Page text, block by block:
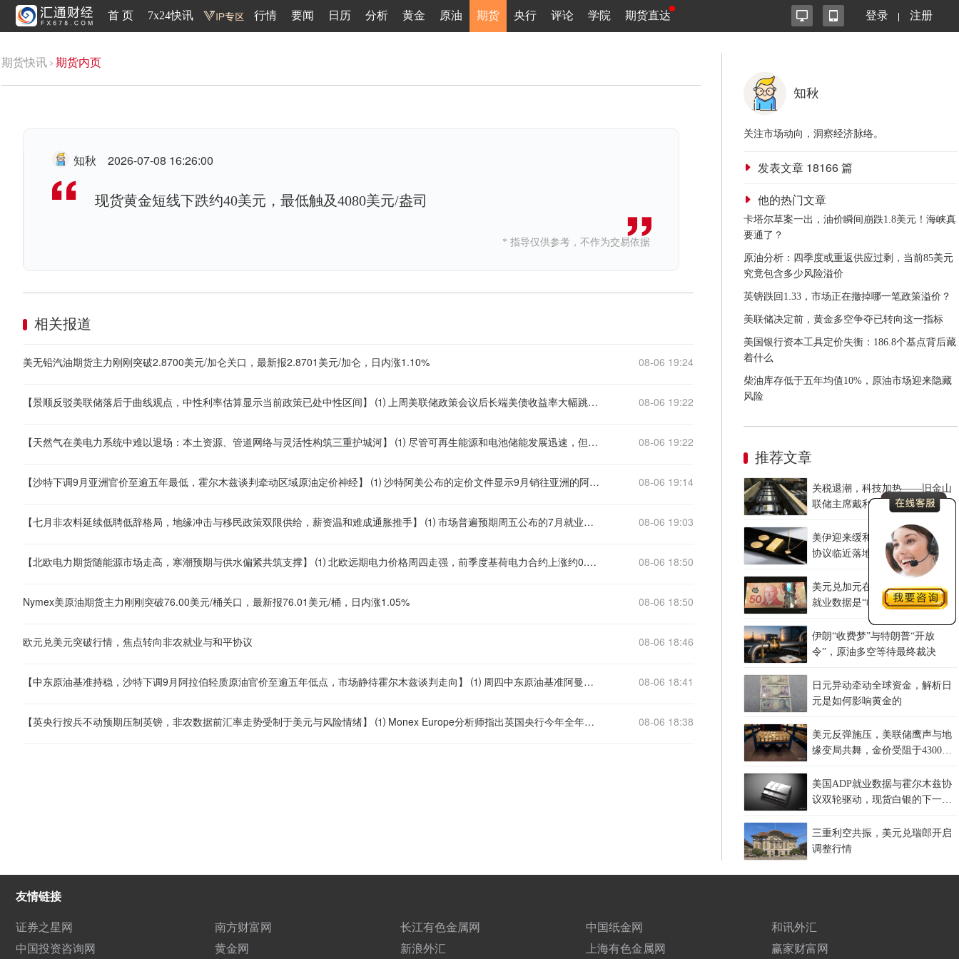
首 页 7x24快讯 行情 要闻 日历 分析 黄金 原油 期货 央行 评论 学院 期货直达 登录 注册
期货快讯 期货内页
知秋 2026-07-08 16:26:00
现货黄金短线下跌约40美元，最低触及4080美元/盎司
* 指导仅供参考，不作为交易依据
相关报道
美无铅汽油期货主力刚刚突破2.8700美元/加仑关口，最新报2.8701美元/加仑，日内涨1.10% 08-06 19:24
【景顺反驳美联储落后于曲线观点，中性利率估算显示当前政策已处中性区间】 ⑴ 上周美联储政策会议后长端美债收益率大幅跳升，市场担忧央行落后于曲线、难以遏制通胀，但景顺全球市场策略师保罗·杰克逊指出，要得出美联储落后于曲线的结论，需认为美国中性利率高于联邦公开市场委员会所暗示的水平。 ⑵ 美联储自身对中性利率的估算约为3.1%，意味着当前3.5%至3.75%的政策利率区间已处于限制性水平，杰克逊认为中性利率实际落在3.5%至4%的范围内，据此判断当前政策已接近中性。 ⑶ 另一种落后于曲线的可能性在于通胀持续高于目标且呈上行趋势，但杰克逊指出美联储主席沃什偏好的截尾均值PCE指标已接近约2.2%，更靠近目标水平。 ⑷ 总体而言多数国家通胀仍高于目标但未呈现趋势性方向，后续关注通胀数据的持续性演变以及美联储对中性利率评估的进一步校准。 08-06 19:22
【天然气在美电力系统中难以退场：本土资源、管道网络与灵活性构筑三重护城河】 ⑴ 尽管可再生能源和电池储能发展迅速，但美国电力需求的加速增长——由数据中心、电气化和制造业回流驱动——使天然气凭借丰富的本土资源、庞大的存量基础设施和无可匹敌的运行灵活性，在电网架构中仍占据不可替代的核心地位。 ⑵ 页岩革命使美国从预期的天然气进口国转变为全球最大生产国，二叠纪、阿巴拉契亚等产区拥有数百兆立方英尺的可采资源基础，产量持续处于创纪录水平，这一资源禀赋为发电提供了成本相对低廉且供应稳定的本土燃料保障。 ⑶ 数十年建成的管道网络、储存设施和燃气电厂代表着数万亿美元的累计投资，替代这套系统所需的输电线路和调峰电源建设将耗费巨大且耗时漫长，存量资产的规模效应对天然气的持续使用构成强大的经济惯性支撑。 ⑷ 燃气电厂能够在光伏出力下降的傍晚快速爬坡，在极端天气和意外供应中断时充当电网缓冲器，电池储能虽快速扩张但多日备用仍成本高昂，间歇性可再生能源占比越高，对灵活调峰资源的需求就越强烈，两者实为互补关系而非直接竞争。 ⑸ 核电建设周期长、输电项目审批耗时、煤电机组老化且供应链受限，而燃气电厂技术成熟、供应链完善且建设成本相对较低，在面临即时可靠性压力的背景下，天然气发电的经济性和可部署性优势仍然突出。 ⑹ 天然气在发电结构中的份额可能下降，但凭借本土供应、基础设施、经济性和灵活性的组合，仍将在美国未来电网中扮演基础性角色，可靠性要求的不可妥协性是其长期地位的最坚实保障。 08-06 19:22
【沙特下调9月亚洲官价至逾五年最低，霍尔木兹谈判牵动区域原油定价神经】 ⑴ 沙特阿美公布的定价文件显示9月销往亚洲的阿拉伯轻质原油官方售价较阿曼/迪拜均价贴水约每桶2美元，为2020年6月以来最低水平，上月为贴水约1.5美元且当时降幅为二十余年来最大。 ⑵ 市场参与者同步密切关注伊朗与阿曼本周的谈判进展以寻找霍尔木兹海峡可能重新开放的迹象，布伦特原油期货已回落至6月中旬美伊达成临时协议时的水平附近。 ⑶ 9月阿拉伯中质和重质原油官方售价均上调约每桶1.25美元，沙特阿美同时下调面向欧洲、美国和地中海地区的官方售价，不同品质和区域间的价差调整反映出需求分化和竞争格局的差异。 ⑷ 在发布官方售价的同时，沙特阿美要求亚洲客户于8月7日前提交在Ras Tanura装船的提货计划，以及在海峡关闭情况下在延布或西迪凯里尔港装船的替代方案，两个备选港口可供数量有限且仅提供阿拉伯轻质原油。后续关注霍尔木兹协议走向对中东现货溢价的实际冲击及亚洲买家采购节奏的相应调整。 08-06 19:14
【七月非农料延续低聘低辞格局，地缘冲击与移民政策双限供给，薪资温和难成通胀推手】 ⑴ 市场普遍预期周五公布的7月就业报告将强化美国劳动力市场“低聘用、低裁员”的结构特征，多数企业仅填补关键岗位空缺并控制人力成本，招聘步伐自春季加速后明显放缓。 ⑵ 《华尔街日报》调查经济学家预计7月新增非农就业约8.3万人，高于6月的5.7万人但仍不足疫情前十年或2022至2024年间月均约20万人增幅的一半，地缘冲突推升能源价格与通胀、叠加移民限制收紧劳动力供给，成为制约就业扩张的主要因素。 ⑶ 失业率预计维持在约4.2%的偏低水平，7月末未经调整的初请失业金人数降至约17.5万人的六十年低位之一，企业在招聘谨慎的同时对解雇现有员工同样持保留态度，反映技能型劳动力获取难度仍高于正常时期。 ⑷ 医疗保健行业持续贡献过半新增就业，其他行业招聘活跃度不足，这一分化格局已延续近两年，薪资年增速约3.5%，与疫情前水平相当，ADP首席经济学家指出当前劳动力成本并非通胀的主要来源，7月时薪预计环比增长约0.3%。 ⑸ 美联储对就业市场评估趋于稳定，主席沃什上周表示劳动力市场处于“平稳”状态，通胀路径仍是货币政策的核心指引，7月报告对利率决策的边际影响相对有限。后续关注服务业与制造业就业分项、劳动参与率变化以及薪资增速是否出现超预期波动。 08-06 19:03
【北欧电力期货随能源市场走高，寒潮预期与供水偏紧共筑支撑】 ⑴ 北欧远期电力价格周四走强，前季度基荷电力合约上涨约0.7%至每兆瓦时91.5欧元，前年度合约上涨约0.5%至每兆瓦时55.3欧元，主要受欧洲能源市场整体走升及区域寒潮天气预报的共同提振。 ⑵ 北欧未来10天将持续受低压系统影响，凉爽多云天气占主导，整体气温低于季节性正常水平，这将推升供暖需求及电力消费预期，为电价提供基本面支撑。 ⑶ 北欧水储备延续自去年12月底以来的负偏离态势，周四较正常水平低约12.3太瓦时，较前一日的负偏离幅度略有收窄但仍处于偏紧区间，水电可用性的持续偏低进一步强化了电力市场的供应紧张预期。 ⑷ 欧洲碳市场基准合约小幅上涨约0.4%至每吨81.45欧元，德国次年电力基准合约微升约0.1%至每兆瓦时100.8欧元，荷兰及英国天然气批发电价早盘小幅走高，市场同步等待霍尔木兹海峡潜在协议的进展对能源供应链的影响。后续关注北欧气温演变、水储备变化以及欧洲天然气库存动态对电力价格的传导效应。 08-06 18:50
Nymex美原油期货主力刚刚突破76.00美元/桶关口，最新报76.01美元/桶，日内涨1.05% 08-06 18:50
欧元兑美元突破行情，焦点转向非农就业与和平协议 08-06 18:46
【中东原油基准持稳，沙特下调9月阿拉伯轻质原油官价至逾五年低点，市场静待霍尔木兹谈判走向】 ⑴ 周四中东原油基准阿曼、迪拜及穆尔班现货升水基本持稳，交易商谨慎评估伊朗与阿曼谈判能否恢复霍尔木兹海峡的正常通航，这一不确定性持续制约区域定价的进一步方向性波动。 ⑵ 沙特阿美公布的定价文件显示9月销往亚洲的阿拉伯轻质原油官方售价较阿曼/迪拜均价贴水约每桶2美元，为2020年6月以来最低水平，前月为贴水约1.5美元且当时降幅为二十余年来最大。 ⑶ 现货交易方面，印度斯坦石油公司通过招标采购约200万桶西非原油用于维萨卡炼厂，包括各约100万桶的尼日利亚Forcados和Bonga级原油，韩国SK能源购入约200万桶美国WTI原油用于11月交付，日本出光兴产亦从贸易商维多采购了WTI原油。 ⑷ 现金交割方面，迪拜现货对掉期的升水收窄约每桶0.22美元至约6.63美元，反映即期市场供需博弈仍在延续。 ⑸ 后续关注霍尔木兹协议最终能否落地对中东现货溢价的实际冲击，以及沙特官价大幅下调后亚洲买家采购节奏与区域价差结构的联动变化。 08-06 18:41
【英央行按兵不动预期压制英镑，非农数据前汇率走势受制于美元与风险情绪】 ⑴ Monex Europe分析师指出英国央行今年全年维持利率不变的前景仍是英镑持续承压的重要来源，基础经济活动的疲软可能使央行在年底前将利率保持在约3.75%，这一政策路径将对英镑形成结构性压制。 ⑵ 分析师进一步表示在周五美国非农就业报告公布前，英镑走势将继续受制于美元表现以及更广泛的市场风险偏好，缺乏来自本国货币政策支撑的英镑在外部变量面前显得较为被动。 ⑶ 英国央行相较其他主要央行的政策立场差异是当前汇率定价的关键变量，若美国就业数据超预期强劲可能进一步推升美元并施压英镑，反之则可能为英镑提供短线喘息机会。 ⑷ 后续关注英国经济数据对央行政策预期的修正作用以及美国非农报告对美元方向的指引，英镑短期走势料将围绕上述外部变量波动。 08-06 18:38
知秋
关注市场动向，洞察经济脉络。
发表文章 18166篇
他的热门文章
卡塔尔草案一出，油价瞬间崩跌1.8美元！海峡真
要通了？
原油分析：四季度或重返供应过剩，当前85美元
究竟包含多少风险溢价
英镑跌回1.33，市场正在撤掉哪一笔政策溢价？
美联储决定前，黄金多空争夺已转向这一指标
美国银行资本工具定价失衡：186.8个基点背后藏
着什么
柴油库存低于五年均值10%，原油市场迎来隐藏
风险
推荐文章
关税退潮，科技加热——旧金山
联储主席戴利讲话中的美元线索
美伊迎来缓和窗口 霍尔木兹临时
协议临近落地
美元兑加元在1.4010附近徘徊，
就业数据是“临门一脚”还是“当头
伊朗“收费梦”与特朗普“开放
令”，原油多空等待最终裁决
日元异动牵动全球资金，解析日
元是如何影响黄金的
美元反弹施压，美联储鹰声与地
缘变局共舞，金价受阻于4300关
美国ADP就业数据与霍尔木兹协
议双轮驱动，现货白银的下一站
三重利空共振，美元兑瑞郎开启
调整行情
友情链接
证券之星网
南方财富网 长江有色金属网 中国纸金网
和讯外汇
中国投资咨询网
黄金网 新浪外汇 上海有色金属网 赢家财富网